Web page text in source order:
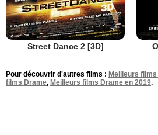
Street Dance 2 [3D]
Pour découvrir d'autres films : Meilleurs
films Drame, Meilleurs films Drame en 2019.